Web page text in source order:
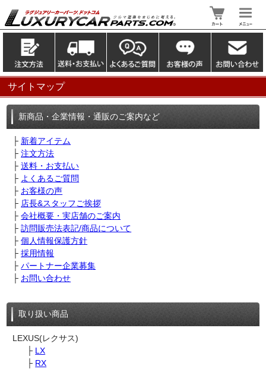
サイトマップ
新商品・企業情報・通販のご案内など
├ 新着アイテム
├注文方法
├送料・お支払い
├ よくあるご質問
├ お客様の声
├ 店長&スタッフご挨拶
├会社概要・実店舗のご案内
├訪問販売法表記/商品について
├個人情報保護方針
├採用情報
├パートナー企業募集
├ お問い合わせ
取り扱い商品
LEXUS(レクサス)
├ LX
├ RX